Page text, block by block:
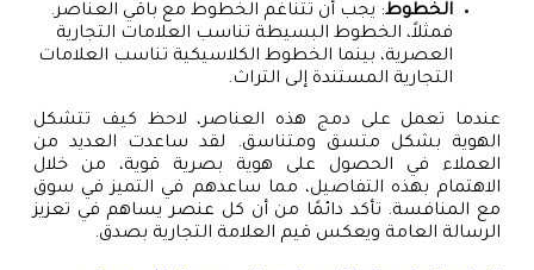
الخطوط: يجب أن تتناغم الخطوط مع باقي العناصر.
فمثلاً، الخطوط البسيطة تناسب العلامات التجارية
العصرية، بينما الخطوط الكلاسيكية تناسب العلامات
التجارية المستندة إلى التراث.
عندما تعمل على دمج هذه العناصر، لاحظ كيف تتشكل
الهوية بشكل متسق ومتناسق. لقد ساعدت العديد من
العملاء في الحصول على هوية بصرية قوية، من خلال
الاهتمام بهذه التفاصيل، مما ساعدهم في التميز في سوق
مع المنافسة. تأكد دائمًا من أن كل عنصر يساهم في تعزيز
الرسالة العامة ويعكس قيم العلامة التجارية بصدق.